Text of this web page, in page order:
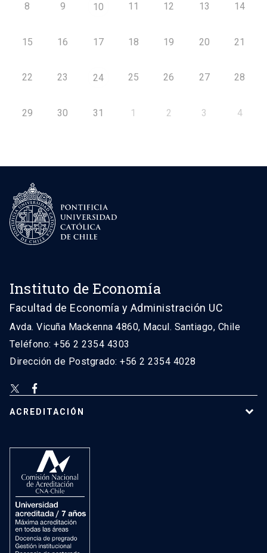
8 9 10 11 12 13 14
15 16 17 18 19 20 21
22 23 24 25 26 27 28
29 30 31 1 2 3 4
Instituto de Economía
Facultad de Economía y Administración UC
Avda. Vicuña Mackenna 4860, Macul. Santiago, Chile
Teléfono: +56 2 2354 4303
Dirección de Postgrado: +56 2 2354 4028
ACREDITACIÓN